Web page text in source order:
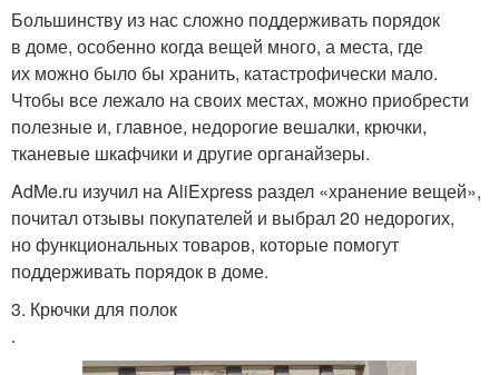
Большинству из нас сложно поддерживать порядок
в доме, особенно когда вещей много, а места, где
их можно было бы хранить, катастрофически мало.
Чтобы все лежало на своих местах, можно приобрести
полезные и, главное, недорогие вешалки, крючки,
тканевые шкафчики и другие органайзеры.
AdMe.ru изучил на AliExpress раздел «хранение вещей»,
почитал отзывы покупателей и выбрал 20 недорогих,
но функциональных товаров, которые помогут
поддерживать порядок в доме.
3. Крючки для полок
.